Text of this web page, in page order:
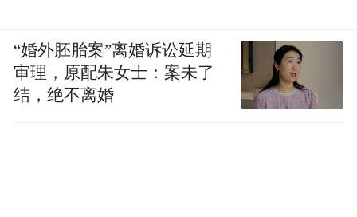
“婚外胚胎案”离婚诉讼延期
审理，原配朱女士：案未了
结，绝不离婚